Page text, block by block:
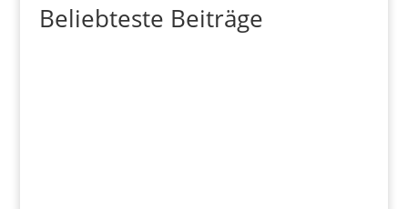
Beliebteste Beiträge